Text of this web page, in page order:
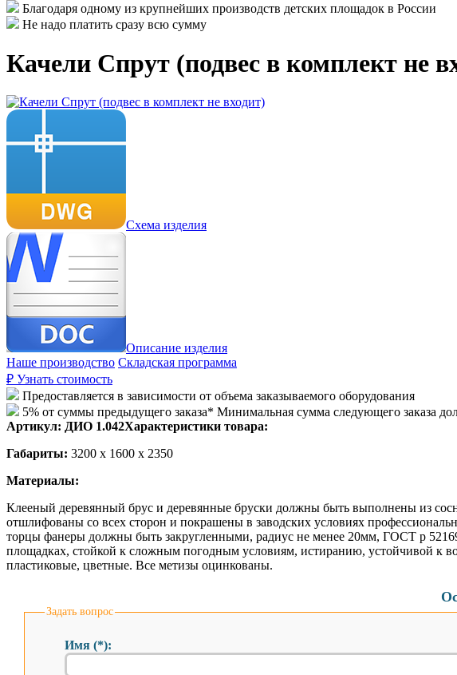
Благодаря одному из крупнейших производств детских площадок в России
Не надо платить сразу всю сумму
Качели Спрут (подвес в комплект не
Схема изделия
Описание изделия
Наше производство Складская программа
₽ Узнать стоимость
Предоставляется в зависимости от объема заказываемого оборудования
5% от суммы предыдущего заказа* Минимальная сумма следующего заказа
Артикул: ДИО 1.042Характеристики товара:
Габариты: 3200 x 1600 x 2350
Материалы:
Клееный деревянный брус и деревянные бруски должны быть выполнены из
отшлифованы со всех сторон и покрашены в заводских условиях
торцы фанеры должны быть закругленными, радиус не менее 20мм, ГОСТ р
площадках, стойкой к сложным погодным условиям, истиранию, устойчивой к
пластиковые, цветные. Все метизы оцинкованы.
Задать вопрос
Имя (*):